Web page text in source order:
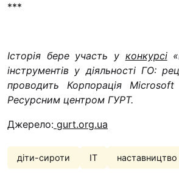
***
Історія бере участь у конкурсі
інструментів у діяльності ГО:
проводить Корпорація
Ресурсним центром ГУРТ.
Джерело: gurt.org.ua
діти-сироти ІТ наставництво